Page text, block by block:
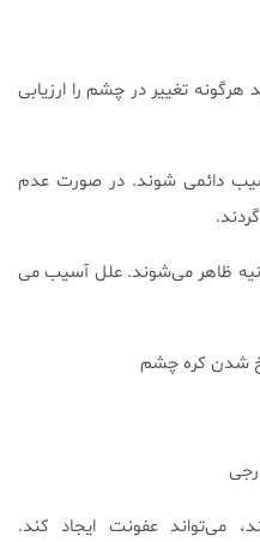
تغییر در چشم را ارزیابی
دائمی شوند. در صورت عدم
ظاهر می‌شوند. علل آسیب می
شدن کره چشم
می‌تواند عفونت ایجاد کند.